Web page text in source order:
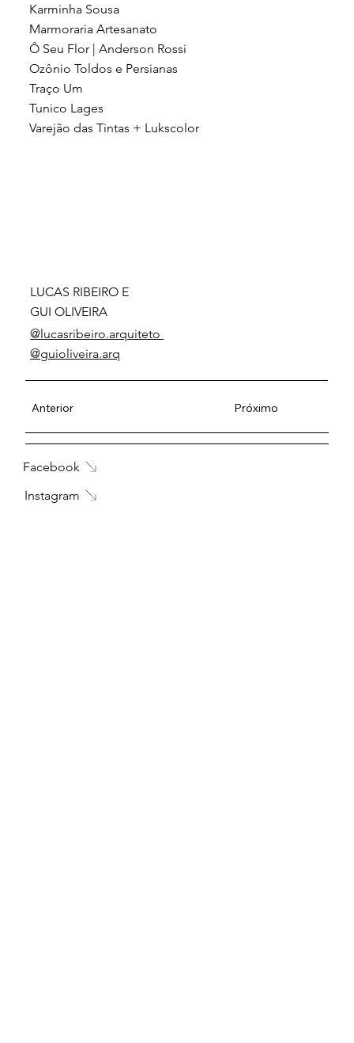
Karminha Sousa
Marmoraria Artesanato
Ô Seu Flor | Anderson Rossi
Ozônio Toldos e Persianas
Traço Um
Tunico Lages
Varejão das Tintas + Lukscolor
LUCAS RIBEIRO E
GUI OLIVEIRA
@lucasribeiro.arquiteto
@guioliveira.arq
Anterior Próximo
Facebook
Instagram